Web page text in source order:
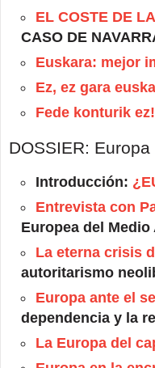
EL COSTE DE
CASO DE
Euskara: mejor
Ez, ez gara
Fede konturik ez!
DOSSIER:
Introducción:
Entrevista con
Europea del
La eterna crisis
autoritarismo
Europa ante el
dependencia y la
La Europa del